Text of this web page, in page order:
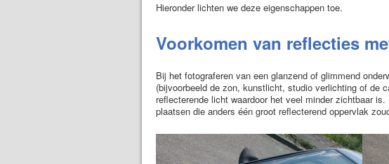
Hieronder lichten we deze eigenschappen toe.
Voorkomen van reflecties
Bij het fotograferen van een glanzend of glimmend
(bijvoorbeeld de zon, kunstlicht, studio verlichting of de
reflecterende licht waardoor het veel minder zichtbaar is.
plaatsen die anders één groot reflecterend oppervlak